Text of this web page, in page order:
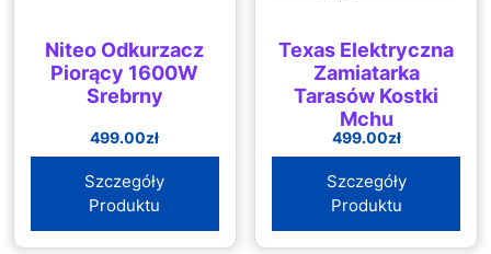
Niteo Odkurzacz
Piorący 1600W
Srebrny
499.00zł
Szczegóły
Produktu
Texas Elektryczna
Zamiatarka
Tarasów Kostki
Mchu
499.00zł
Szczegóły
Produktu